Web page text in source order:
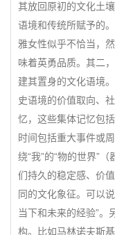
其放回原初的文化土
语境和传统所赋予的
雅女性似乎不恰当，
味着英勇品质。其二
建其置身的文化语境
史语境的价值取向、
忆，这些集体记忆包
时间包括重大事件或
绕“我”的“物的世界”
们持久的稳定感、价
同的文化象征。可以
当下和未来的经验”。
构。比如马林诺夫斯